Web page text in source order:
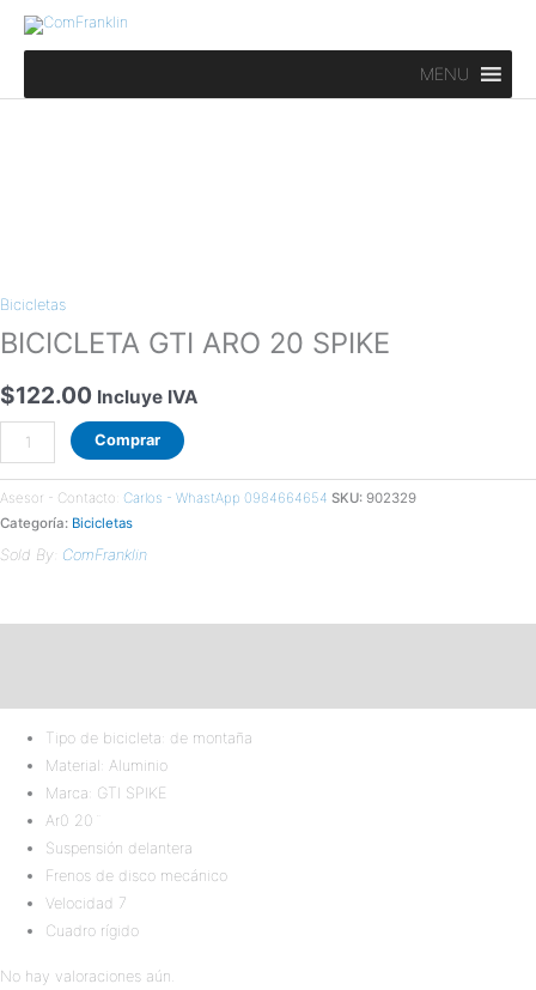
MENU
Bicicletas
BICICLETA GTI ARO 20 SPIKE
$122.00 Incluye IVA
ARO
20
cantidad
Comprar
Asesor - Contacto: Carlos - WhastApp 0984664654 SKU: 902329
Categoría: Bicicletas
Sold By: ComFranklin
Tipo de bicicleta: de montaña
Material: Aluminio
Marca: GTI SPIKE
Ar0 20¨
Suspensión delantera
Frenos de disco mecánico
Velocidad 7
Cuadro rígido
No hay valoraciones aún.